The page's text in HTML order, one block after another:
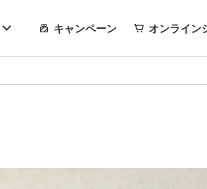
キャンペーン オンライン